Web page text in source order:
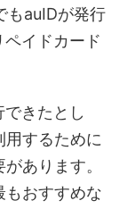
もauIDが発行
イドカード
きたとし
用するために
あります。
もおすすめな